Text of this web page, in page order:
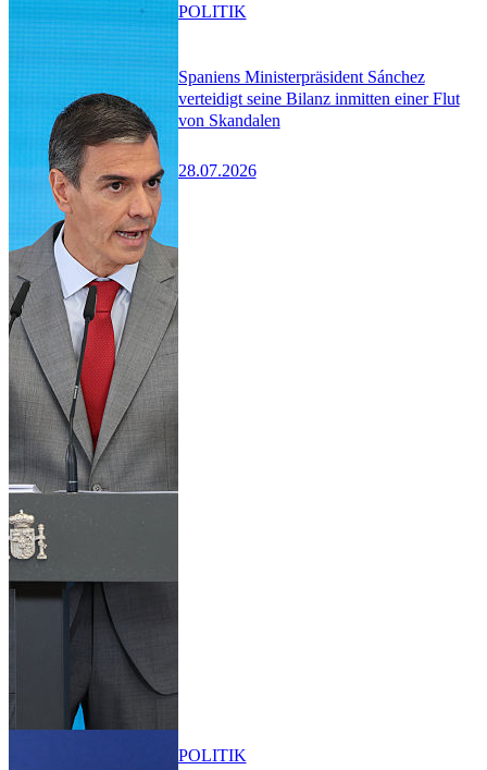
Spaniens Ministerpräsident Sánchez
verteidigt seine Bilanz inmitten einer Flut
von Skandalen
28.07.2026
POLITIK
POLITIK